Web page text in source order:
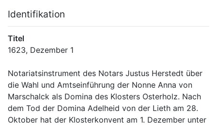
Identifikation
Titel
Notariatsinstrument des Notars Justus Herstedt über
die Wahl und Amtseinführung der Nonne Anna von
Marschalck als Domina des Klosters Osterholz. Nach
dem Tod der Domina Adelheid von der Lieth am 28.
Oktober hat der Klosterkonvent am 1. Dezember unter